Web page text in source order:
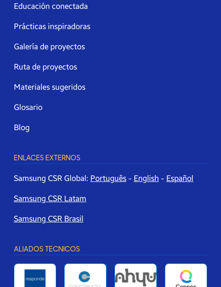
Educación conectada
Prácticas inspiradoras
Galería de proyectos
Ruta de proyectos
Materiales sugeridos
Glosario
Blog
ENLACES EXTERNOS
Samsung CSR Global: Português - English - Español
Samsung CSR Latam
Samsung CSR Brasil
ALIADOS TECNICOS